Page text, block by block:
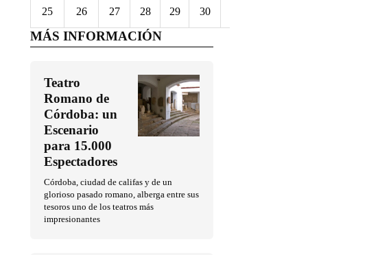
25 26 27 28 29 30
MÁS INFORMACIÓN
Teatro
Romano de
Córdoba: un
Escenario
para 15.000
Espectadores
Córdoba, ciudad de califas y de un
glorioso pasado romano, alberga entre sus
tesoros uno de los teatros más
impresionantes